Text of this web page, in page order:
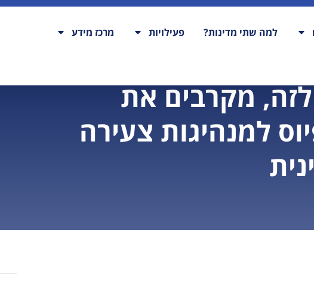
למה שתי מדינות? פעילויות מרכז מידע
מקרבים את
למנהיגות צעירה